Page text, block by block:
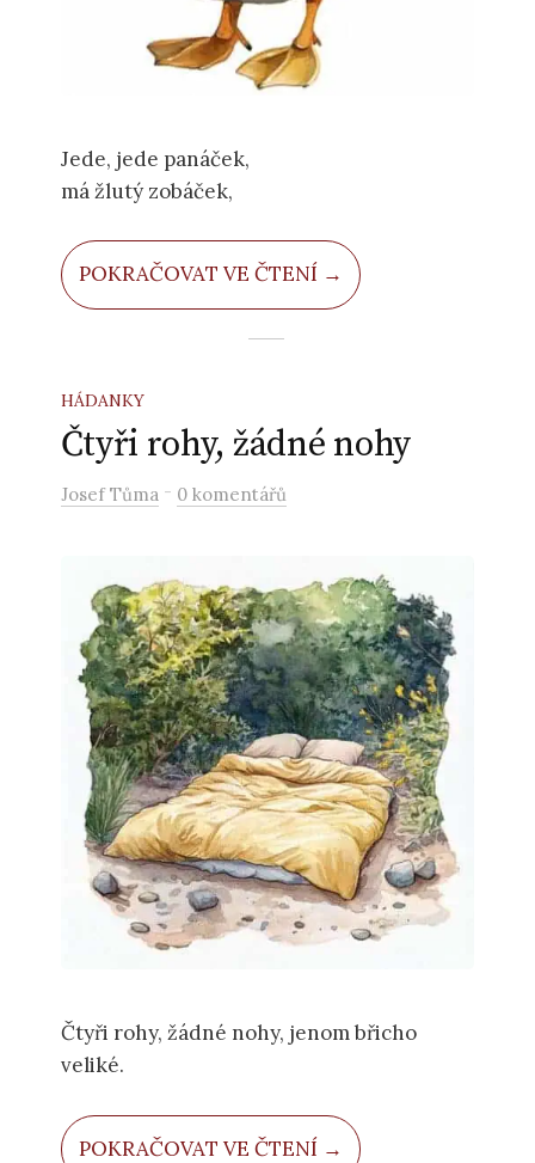
Jede, jede panáček,
má žlutý zobáček,
POKRAČOVAT VE ČTENÍ →
HÁDANKY
Čtyři rohy, žádné nohy
Josef Tůma - 0 komentářů
Čtyři rohy, žádné nohy, jenom břicho
veliké.
POKRAČOVAT VE ČTENÍ →